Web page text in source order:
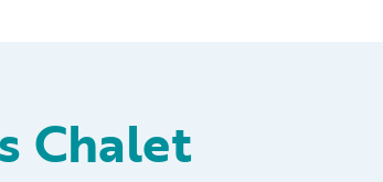
Chalet